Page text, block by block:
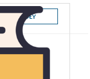
SZCZEGÓŁY